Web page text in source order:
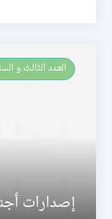
العـدد الثالث و
إصدارات